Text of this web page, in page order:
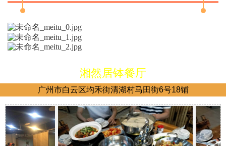
湘然居钵餐厅
广州市白云区均禾街清湖村马田街6号18铺